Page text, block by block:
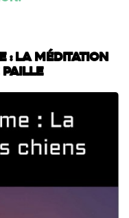
: La méditation
paille